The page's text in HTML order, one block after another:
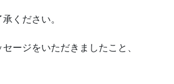
ください。
ージをいただきましたこと、